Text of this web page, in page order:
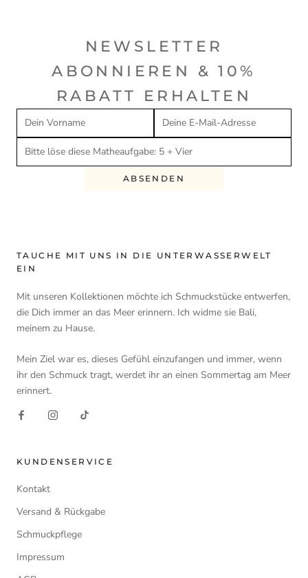
NEWSLETTER
ABONNIEREN & 10%
RABATT ERHALTEN
ABSENDEN
TAUCHE MIT UNS IN DIE UNTERWASSERWELT
EIN
Mit unseren Kollektionen möchte ich Schmuckstücke entwerfen,
die Dich immer an das Meer erinnern. Ich widme sie Bali,
meinem zu Hause.
Mein Ziel war es, dieses Gefühl einzufangen und immer, wenn
ihr den Schmuck tragt, werdet ihr an einen Sommertag am Meer
erinnert.
KUNDENSERVICE
Kontakt
Versand & Rückgabe
Schmuckpflege
Impressum